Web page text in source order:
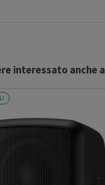
interessato anche a